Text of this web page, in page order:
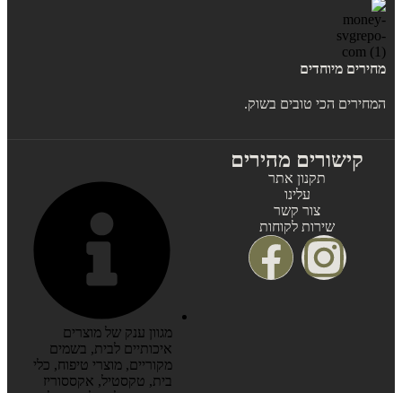
מחירים מיוחדים
המחירים הכי טובים בשוק.
קישורים מהירים
תקנון אתר
עלינו
צור קשר
שירות לקוחות
מגוון ענק של מוצרים
איכותיים לבית, בשמים
מקוריים, מוצרי טיפוח, כלי
בית, טקסטיל, אקססוריז